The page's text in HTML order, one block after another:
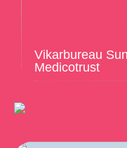
Vikarbureau
Medicotrust